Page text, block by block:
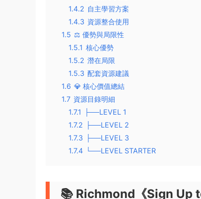
1.4.2 自主學習方案
1.4.3 資源整合使用
1.5 ⚖️ 優勢與局限性
1.5.1 核心優勢
1.5.2 潛在局限
1.5.3 配套資源建議
1.6 💎 核心價值總結
1.7 資源目錄明細
1.7.1
├──LEVEL 1
1.7.2
├──LEVEL 2
1.7.3
├──LEVEL 3
1.7.4 └──LEVEL STARTER
📚 Richmond《Sign Up